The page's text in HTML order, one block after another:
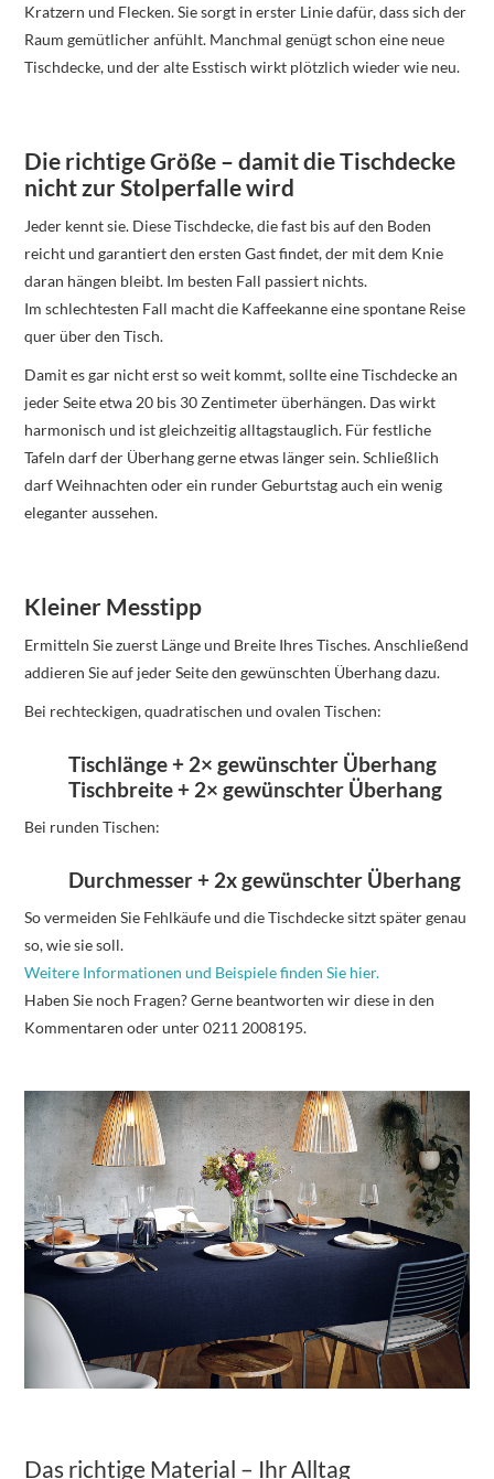
Kratzern und Flecken. Sie sorgt in erster Linie dafür, dass sich der
Raum gemütlicher anfühlt. Manchmal genügt schon eine neue
Tischdecke, und der alte Esstisch wirkt plötzlich wieder wie neu.
Die richtige Größe – damit die Tischdecke
nicht zur Stolperfalle wird
Jeder kennt sie. Diese Tischdecke, die fast bis auf den Boden
reicht und garantiert den ersten Gast findet, der mit dem Knie
daran hängen bleibt. Im besten Fall passiert nichts.
Im schlechtesten Fall macht die Kaffeekanne eine spontane Reise
quer über den Tisch.
Damit es gar nicht erst so weit kommt, sollte eine Tischdecke an
jeder Seite etwa 20 bis 30 Zentimeter überhängen. Das wirkt
harmonisch und ist gleichzeitig alltagstauglich. Für festliche
Tafeln darf der Überhang gerne etwas länger sein. Schließlich
darf Weihnachten oder ein runder Geburtstag auch ein wenig
eleganter aussehen.
Kleiner Messtipp
Ermitteln Sie zuerst Länge und Breite Ihres Tisches. Anschließend
addieren Sie auf jeder Seite den gewünschten Überhang dazu.
Bei rechteckigen, quadratischen und ovalen Tischen:
Tischlänge + 2× gewünschter Überhang
Tischbreite + 2× gewünschter Überhang
Bei runden Tischen:
Durchmesser + 2x gewünschter Überhang
So vermeiden Sie Fehlkäufe und die Tischdecke sitzt später genau
so, wie sie soll.
Weitere Informationen und Beispiele finden Sie hier.
Haben Sie noch Fragen? Gerne beantworten wir diese in den
Kommentaren oder unter 0211 2008195.
Das richtige Material – Ihr Alltag